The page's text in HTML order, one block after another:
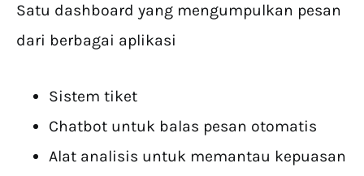
Satu dashboard yang mengumpulkan pesan
dari berbagai aplikasi
Sistem tiket
Chatbot untuk balas pesan otomatis
Alat analisis untuk memantau kepuasan